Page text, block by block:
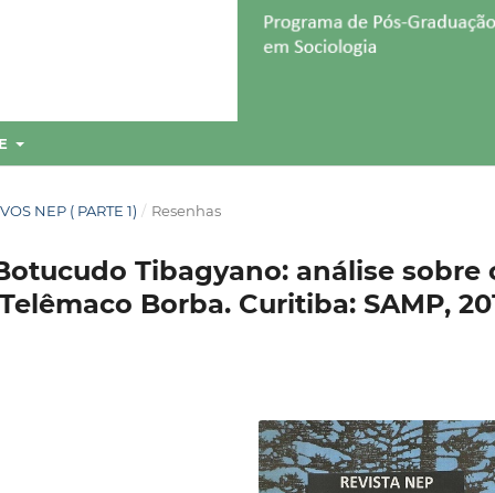
NEP ( PARTE 1) / Resenhas
Tibagyano: análise sobre
Borba. Curitiba: SAMP,